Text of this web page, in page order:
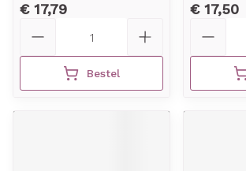
€ 17,79
Bestel
€ 17,50